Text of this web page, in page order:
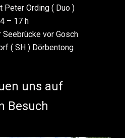
Peter Ording ( Duo )
– 17 h
vor Gosch
( SH ) Dörbentong
uns auf
Besuch